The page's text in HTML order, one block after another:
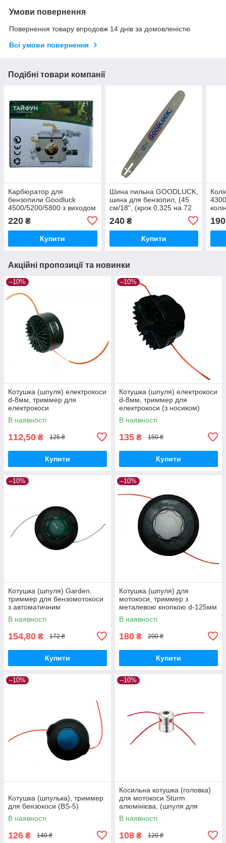
Умови повернення
Повернення товару впродовж 14 днів за домовленістю
Всі умови повернення
Подібні товари компанії
Карбюратор для
бензопили Goodluck
4500/5200/5800 з виходом
під праймер, карбюратор
ТАЙФУН
220 ₴
Купити
Шина пильна GOODLUCK,
шина для бензопил, (45
см/18", (крок 0,325 на 72
240₴
Купити
190
Акційні пропозиції та новинки
–10%
Котушка (шпуля) електрокоси
d-8мм, триммер для
електрокоси
В наявності
112,50 ₴ 125 ₴
Купити
–10%
Котушка (шпуля) електрокоси
d-8мм, триммер для
електрокоси (з носиком)
В наявності
135 ₴ 150 ₴
Купити
–10%
Котушка (шпуля) Garden.
триммер для бензомотокоси
з автоматичним
намотуванням з пластиковою
кнопкою
В наявності
154,80 ₴ 172 ₴
Купити
–10%
Котушка (шпуля) для
мотокоси, триммер з
металевою кнопкою d-125мм
В наявності
180 ₴ 200 ₴
Купити
–10%
Котушка (шпулька), триммер
для бензокоси (BS-5)
В наявності
126 ₴ 140 ₴
–10%
Косильна котушка (головка)
для мотокоси Sturm
алюмінієва, (шпуля для
бензокоси)
В наявності
108 ₴ 120 ₴